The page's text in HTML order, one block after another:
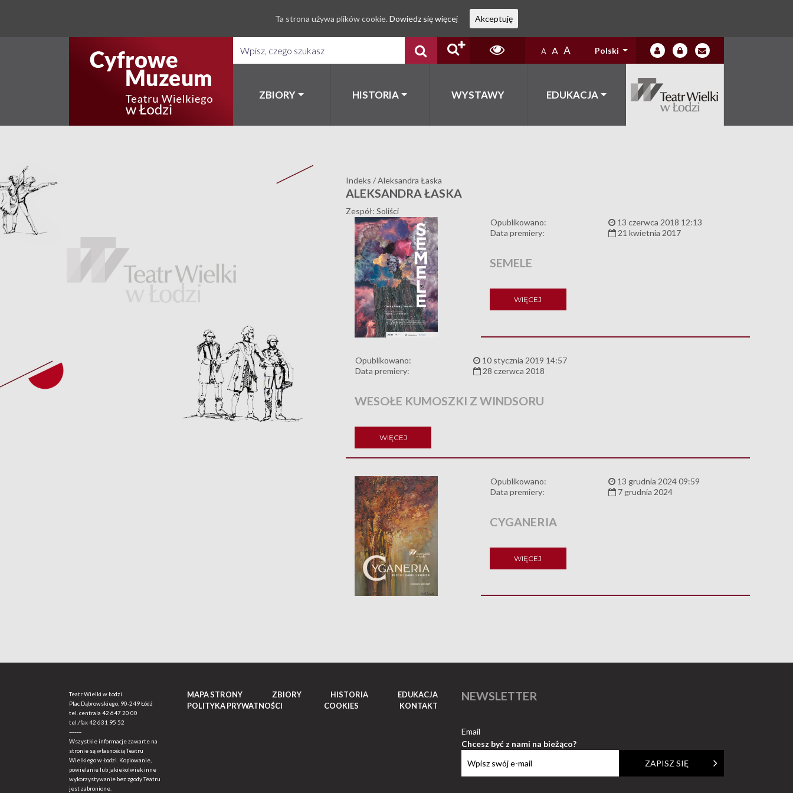
A A A Polski
ZBIORY HISTORIA WYSTAWY EDUKACJA
Indeks /Aleksandra Łaska
ALEKSANDRA ŁASKA
Zespół: Soliści
Opublikowano:
13 czerwca 2018 12:13
Data premiery:
21 kwietnia 2017
SEMELE
WIĘCEJ
Opublikowano:
10 stycznia 2019 14:57
Data premiery:
28 czerwca 2018
WESOŁE KUMOSZKI Z WINDSORU
WIĘCEJ
Opublikowano:
13 grudnia 2024 09:59
Data premiery:
7 grudnia 2024
CYGANERIA
WIĘCEJ
Teatr Wielki w Łodzi
Plac Dąbrowskiego, 90-249 Łódź
tel. centrala 42 647 20 00
tel./fax42 631 95 52
-------
Wszystkie informacje zawarte na
stronie są własnością Teatru
Wielkiego w Łodzi. Kopiowanie,
powielanie lub jakiekolwiek inne
wykorzystywanie bez zgody Teatru
jest zabronione.
MAPA STRONY ZBIORY HISTORIA
EDUKACJA
POLITYKA PRYWATNOŚCI
COOKIES KONTAKT
NEWSLETTER
Email
Chcesz być z nami na bieżąco?
Ta strona używa plików cookie. Dowiedz się więcej Akceptuję